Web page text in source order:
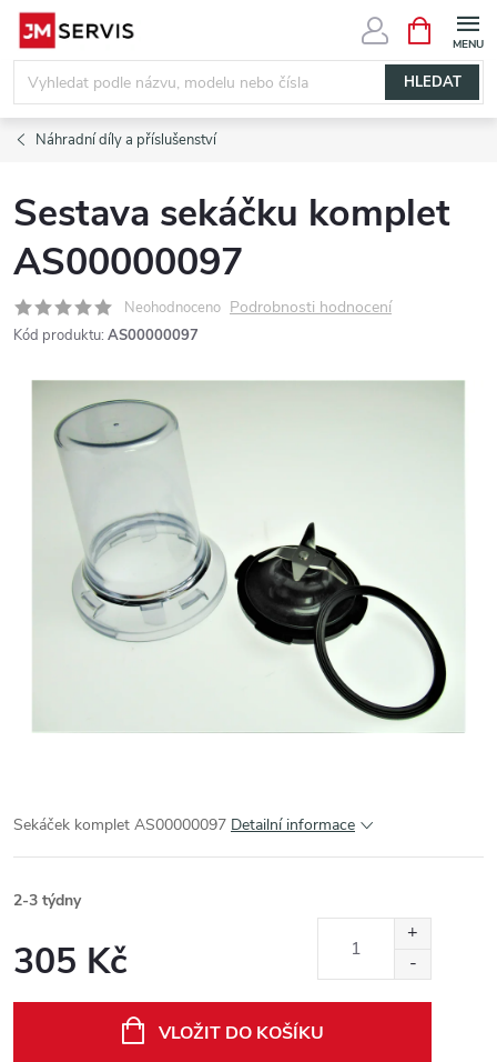
Přejít
obsah
HLEDAT
NÁKUPNÍ
KOŠÍK
Náhradní díly a příslušenství
Sestava sekáčku komplet
AS00000097
Neohodnoceno Podrobnosti hodnocení
Kód produktu: AS00000097
Sekáček komplet AS00000097 Detailní informace
2-3 týdny
305 Kč
VLOŽIT DO KOŠÍKU